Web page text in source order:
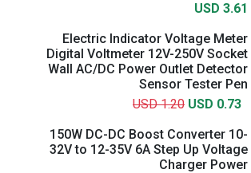
USD 3.61
Electric Indicator Voltage Meter
Digital Voltmeter 12V-250V Socket
Wall AC/DC Power Outlet Detector
Sensor Tester Pen
USD 1.20 USD 0.73
150W DC-DC Boost Converter 10-
32V to 12-35V 6A Step Up Voltage
Charger Power